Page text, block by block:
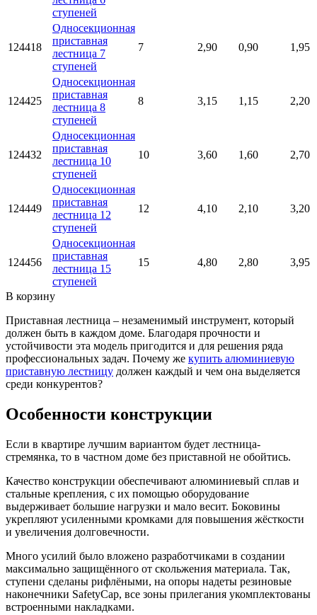
ступеней
124418
Односекционная
приставная
лестница 7
ступеней
7 2,90 0,90 1,95
124425
Односекционная
приставная
лестница 8
ступеней
8 3,15 1,15 2,20
124432
Односекционная
приставная
лестница 10
ступеней
10 3,60 1,60 2,70
124449
Односекционная
приставная
лестница 12
ступеней
12 4,10 2,10 3,20
124456
Односекционная
приставная
лестница 15
ступеней
15 4,80 2,80 3,95
В корзину
Приставная лестница ‒ незаменимый инструмент, который
должен быть в каждом доме. Благодаря прочности и
устойчивости эта модель пригодится и для решения ряда
профессиональных задач. Почему же купить алюминиевую
приставную лестницу должен каждый и чем она выделяется
среди конкурентов?
Особенности конструкции
Если в квартире лучшим вариантом будет лестница-
стремянка, то в частном доме без приставной не обойтись.
Качество конструкции обеспечивают алюминиевый сплав и
стальные крепления, с их помощью оборудование
выдерживает большие нагрузки и мало весит. Боковины
укрепляют усиленными кромками для повышения жёсткости
и увеличения долговечности.
Много усилий было вложено разработчиками в создании
максимально защищённого от скольжения материала. Так,
ступени сделаны рифлёными, на опоры надеты резиновые
наконечники SafetyCap, все зоны прилегания укомплектованы
встроенными накладками.